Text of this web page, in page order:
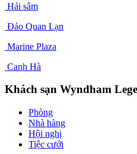
Hải sâm
Đảo Quan Lạn
Marine Plaza
Canh Hà
Khách sạn Wyndham
Phòng
Nhà hàng
Hội nghị
Tiệc cưới